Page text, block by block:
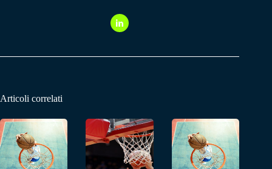
Articoli correlati